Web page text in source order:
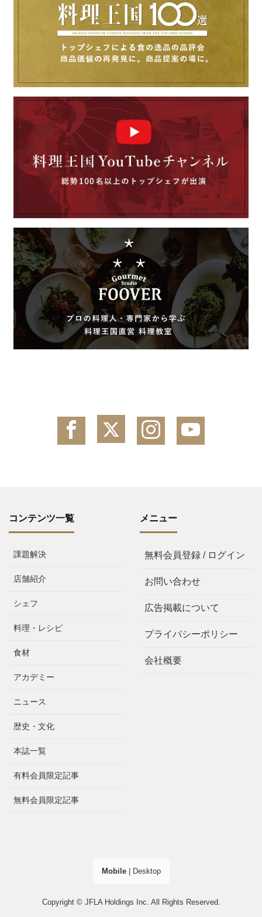
コンテンツ一覧
課題解決
店舗紹介
シェフ
料理・レシピ
食材
アカデミー
ニュース
歴史・文化
本誌一覧
有料会員限定記事
無料会員限定記事
メニュー
無料会員登録 / ログイン
お問い合わせ
広告掲載について
プライバシーポリシー
会社概要
Mobile| Desktop
Copyright © JFLA Holdings Inc. All Rights Reserved.